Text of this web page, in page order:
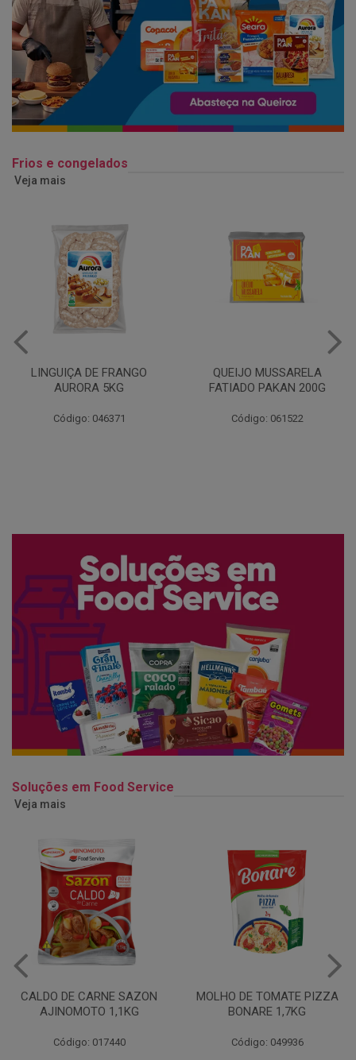
Frios e congelados
Veja mais
QUEIJO MUSSARELA
FATIADO PAKAN 200G
Código: 061522
BANDEJA COXA DE FRANGO
CONG COPACOL 1KG
Código: 066530
Soluções em Food Service
Veja mais
MOLHO DE TOMATE PIZZA
BONARE 1,7KG
Código: 049936
MARGARINA USO
PROFISSIONAL 80% CUKIN
Código: 062469